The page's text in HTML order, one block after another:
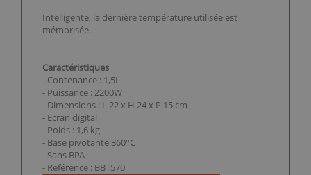
Intelligente, la dernière température utilisée est
mémorisée.
Caractéristiques
- Contenance : 1,5L
- Puissance : 2200W
- Dimensions : L 22 x H 24 x P 15 cm
- Ecran digital
- Poids : 1,6 kg
- Base pivotante 360°C
- Sans BPA
- Reférence : BBT570